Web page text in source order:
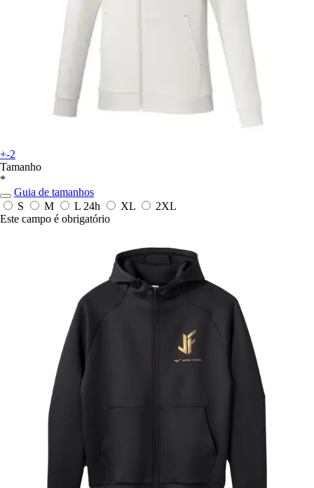
+-2
Tamanho
*
Guia de tamanhos
S
M L 24h XL
2XL
Este campo é obrigatório